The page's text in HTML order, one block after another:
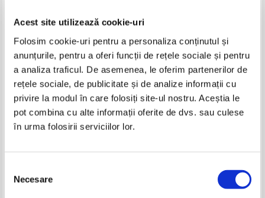
Acest site utilizează cookie-uri
Folosim cookie-uri pentru a personaliza conținutul și
anunțurile, pentru a oferi funcții de rețele sociale și pentru
a analiza traficul. De asemenea, le oferim partenerilor de
rețele sociale, de publicitate și de analize informații cu
privire la modul în care folosiți site-ul nostru. Aceștia le
pot combina cu alte informații oferite de dvs. sau culese
în urma folosirii serviciilor lor.
consimțământului
Necesare
12 ani cu Hitler 1933 - 1945.
lui Hitler
21,00 Lei
Adaugă în coș
K. D. Ușinski. K. D. Ușinski în
portrete, ilustrații și documente
Lei
Adaugă în coș